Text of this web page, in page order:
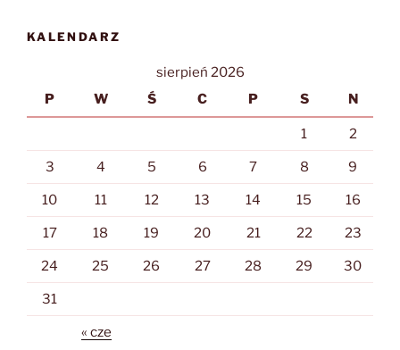
KALENDARZ
sierpień 2026
P
W Ś C P S N
1 2
3 4 5 6 7 8 9
10 11 12 13 14 15 16
17 18 19 20 21 22 23
24 25 26 27 28 29 30
31
« cze